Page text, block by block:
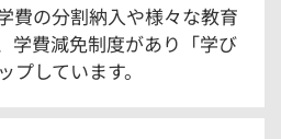
費の分割納入や様々な教育
学費減免制度があり「学び
しています。